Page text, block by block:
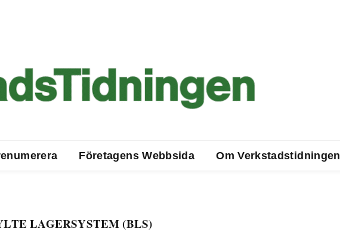
Företagens Webbsida Om Verkstadstidningen
LAGERSYSTEM (BLS)